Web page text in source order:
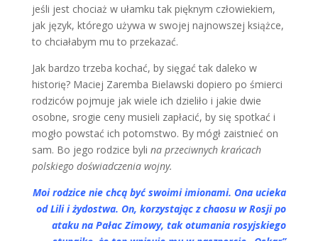
jeśli jest chociaż w ułamku tak pięknym człowiekiem,
jak język, którego używa w swojej najnowszej książce,
to chciałabym mu to przekazać.
Jak bardzo trzeba kochać, by sięgać tak daleko w
historię? Maciej Zaremba Bielawski dopiero po śmierci
rodziców pojmuje jak wiele ich dzieliło i jakie dwie
osobne, srogie ceny musieli zapłacić, by się spotkać i
mogło powstać ich potomstwo. By mógł zaistnieć on
sam. Bo jego rodzice byli na przeciwnych krańcach
polskiego doświadczenia wojny.
Moi rodzice nie chcą być swoimi imionami. Ona ucieka
od Lili i żydostwa. On, korzystając z chaosu w Rosji po
ataku na Pałac Zimowy, tak otumania rosyjskiego